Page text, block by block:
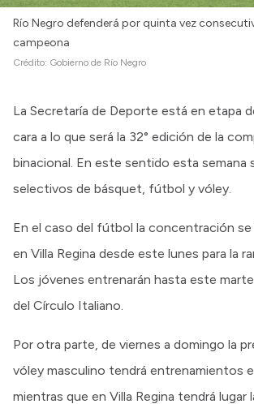
Río Negro defenderá por quinta vez
campeona
Crédito: Gobierno de Río Negro
La Secretaría de Deporte está en etapa
cara a lo que será la 32° edición de la
binacional. En este sentido esta semana
selectivos de básquet, fútbol y vóley.
En el caso del fútbol la concentración se
en Villa Regina desde este lunes para la
Los jóvenes entrenarán hasta este
del Círculo Italiano.
Por otra parte, de viernes a domingo la
vóley masculino tendrá entrenamientos
mientras que en Villa Regina tendrá